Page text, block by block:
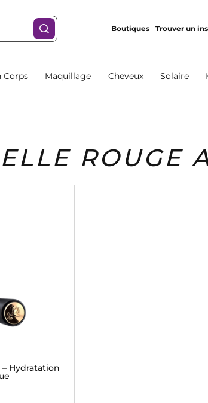
Boutiques Trouver un
Corps Maquillage Cheveux Solaire
ROUGE
– Hydratation